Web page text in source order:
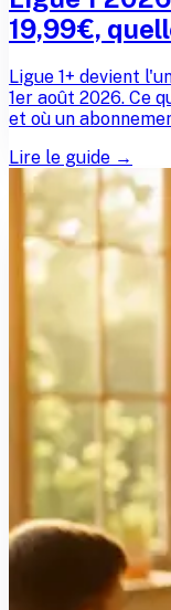
19,99€,
Ligue 1+ devient
1er août 2026. Ce
et où un
Lire le guide →